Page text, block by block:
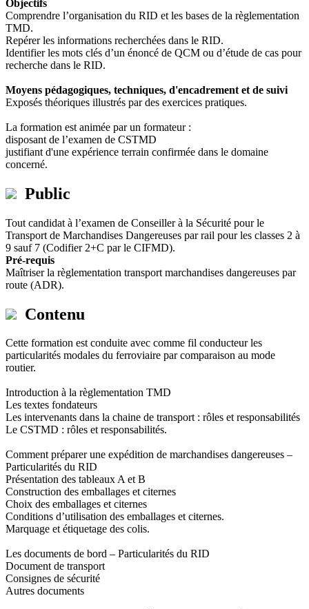
Objectifs
Comprendre l’organisation du RID et les bases de la règlementation
TMD.
Repérer les informations recherchées dans le RID.
Identifier les mots clés d’un énoncé de QCM ou d’étude de cas pour
recherche dans le RID.
Moyens pédagogiques, techniques, d'encadrement et de suivi
Exposés théoriques illustrés par des exercices pratiques.
La formation est animée par un formateur :
disposant de l’examen de CSTMD
justifiant d'une expérience terrain confirmée dans le domaine
concerné.
Public
Tout candidat à l’examen de Conseiller à la Sécurité pour le
Transport de Marchandises Dangereuses par rail pour les classes 2 à
9 sauf 7 (Codifier 2+C par le CIFMD).
Pré-requis
Maîtriser la règlementation transport marchandises dangereuses par
route (ADR).
Contenu
Cette formation est conduite avec comme fil conducteur les
particularités modales du ferroviaire par comparaison au mode
routier.
Introduction à la règlementation TMD
Les textes fondateurs
Les intervenants dans la chaine de transport : rôles et responsabilités
Le CSTMD : rôles et responsabilités.
Comment préparer une expédition de marchandises dangereuses –
Particularités du RID
Présentation des tableaux A et B
Construction des emballages et citernes
Choix des emballages et citernes
Conditions d’utilisation des emballages et citernes.
Marquage et étiquetage des colis.
Les documents de bord – Particularités du RID
Document de transport
Consignes de sécurité
Autres documents